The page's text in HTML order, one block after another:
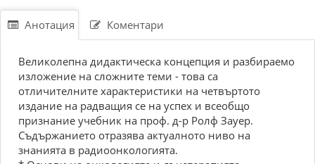
Анотация Коментари
Великолепна дидактическа концепция и разбираемо
изложение на сложните теми - това са
отличителните характеристики на четвъртото
издание на радващия се на успех и всеобщо
признание учебник на проф. д-р Ролф Зауер.
Съдържанието отразява актуалното ниво на
знанията в радиоонкологията.